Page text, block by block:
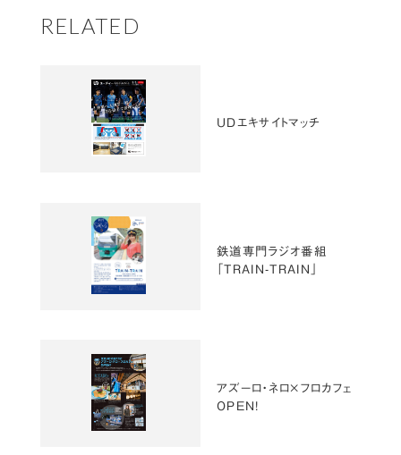
RELATED
UDエキサイトマッチ
鉄道専門ラジオ番組
「TRAIN-TRAIN」
アズーロ・ネロ×フロカフェ
OPEN！